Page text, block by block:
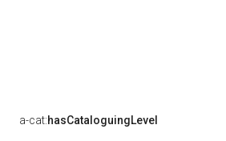
a-cat:hasCataloguingLevel